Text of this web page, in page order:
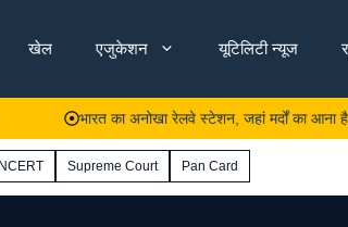
खेल एजुकेशन यूटिलिटी न्यूज
भारत का अनोखा रेलवे स्टेशन, जहां मर्दों का आना है मना! सिर्फ
NCERT Supreme Court Pan Card